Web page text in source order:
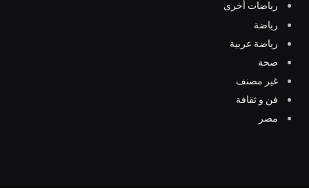
رياضات أخرى
رياضة
رياضة عربية
صحة
غير مصنف
فن و ثقافة
مصر